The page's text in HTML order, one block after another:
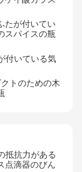
たが付いてい
スパイスの瓶
付いている気
トのための木
抵抗力がある
点滴器のびん